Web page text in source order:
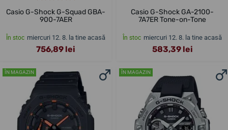
Casio G-Shock G-Squad GBA-
900-7AER
În stoc miercuri 12. 8. la tine acasă
756,89 lei
Casio G-Shock GA-2100-
7A7ER Tone-on-Tone
În stoc miercuri 12. 8. la tine acasă
583,39 lei
ÎN MAGAZIN ÎN MAGAZIN